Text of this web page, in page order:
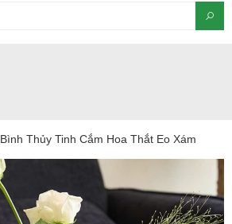
Bình Thủy Tinh Cắm Hoa Thắt Eo Xám